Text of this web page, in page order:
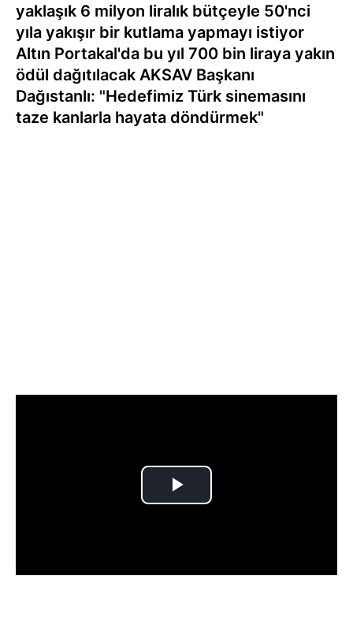
yaklaşık 6 milyon liralık bütçeyle 50'nci
yıla yakışır bir kutlama yapmayı istiyor
Altın Portakal'da bu yıl 700 bin liraya yakın
ödül dağıtılacak AKSAV Başkanı
Dağıstanlı: "Hedefimiz Türk sinemasını
taze kanlarla hayata döndürmek"